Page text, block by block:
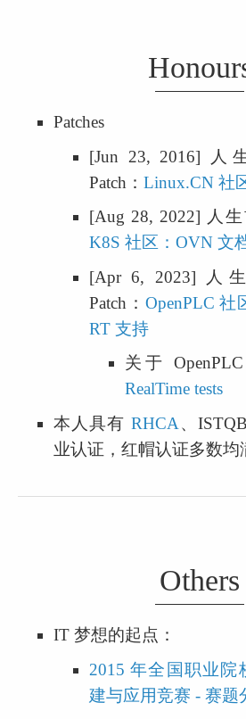
Patches
[Jun 23, 2016]
Patch： Linux.CN 社
[Aug 28, 2022] 人
K8S 社区：OVN 文
[Apr 6, 2023] 人
Patch： OpenPLC 社
RT 支持
关于
RealTime tests
本人具有 RHCA 、
业认证，红帽认证多数均
Others
IT 梦想的起点：
2015 年全国职业
建与应用竞赛 - 赛题